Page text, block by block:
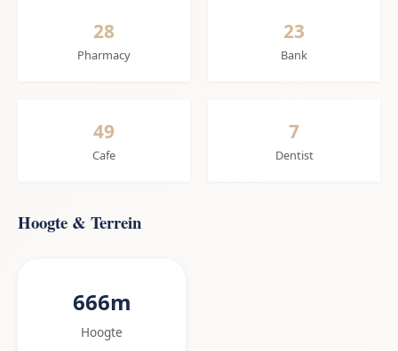
28
Pharmacy
23
Bank
49
Cafe
7
Dentist
Hoogte & Terrein
666m
Hoogte